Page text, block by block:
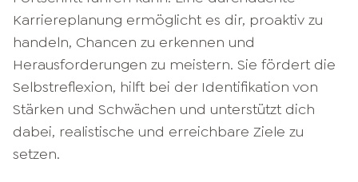
Karriereplanung ermöglicht es dir, proaktiv zu
handeln, Chancen zu erkennen und
Herausforderungen zu meistern. Sie fördert die
Selbstreflexion, hilft bei der Identifikation von
Stärken und Schwächen und unterstützt dich
dabei, realistische und erreichbare Ziele zu
setzen.